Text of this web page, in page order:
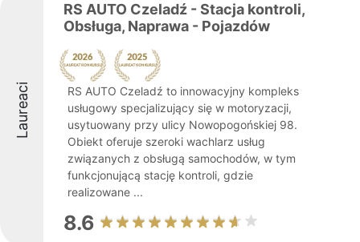
Laureaci
RS AUTO Czeladź - Stacja kontroli,
Obsługa, Naprawa - Pojazdów
RS AUTO Czeladź to innowacyjny kompleks
usługowy specjalizujący się w motoryzacji,
usytuowany przy ulicy Nowopogońskiej 98.
Obiekt oferuje szeroki wachlarz usług
związanych z obsługą samochodów, w tym
funkcjonującą stację kontroli, gdzie
realizowane ...
8.6